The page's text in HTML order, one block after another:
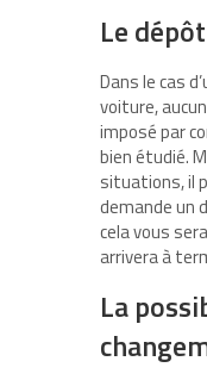
Le
Dans le cas
voiture,
imposé par
bien étudié.
situations, il
demande un
cela vous
arrivera à
La